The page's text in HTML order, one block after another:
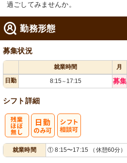
過ごしてみませんか。
勤務形態
募集状況
就業時間 月
日勤
8:15 ～ 17:15 募集
シフト詳細
就業時間 ① 8:15〜17:15 （休憩60分）